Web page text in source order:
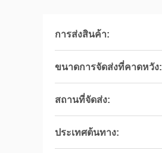
การส่งสินค้า:
ขนาดการจัดส่งที่คาดหวัง:
สถานที่จัดส่ง:
ประเทศต้นทาง: